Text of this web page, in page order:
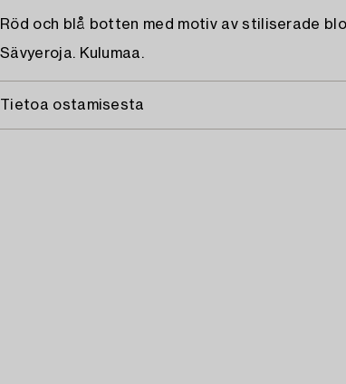
Röd och blå botten med motiv av stiliserade
Sävyeroja. Kulumaa.
Tietoa ostamisesta